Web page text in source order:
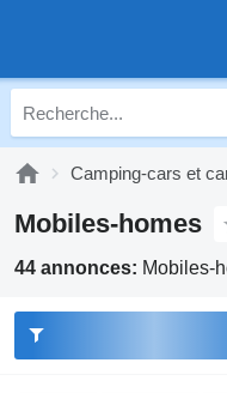
Camping-cars et
Mobiles-homes
44 annonces: Mobiles-